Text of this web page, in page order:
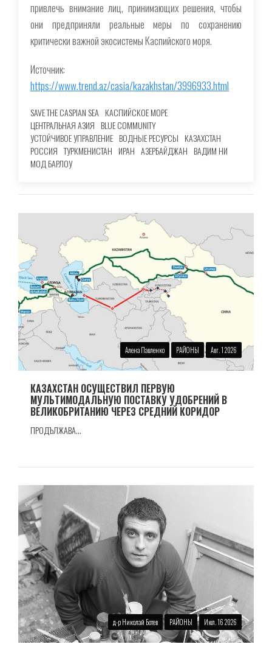
привлечь внимание лиц, принимающих решения, чтобы
они предприняли реальные меры по сохранению
критически важной экосистемы Каспийского моря.
Источник:
https://www.trend.az/casia/kazakhstan/3996933.html
SAVE THE CASPIAN SEA КАСПИЙСКОЕ МОРЕ
ЦЕНТРАЛЬНАЯ АЗИЯ BLUE COMMUNITY
УСТОЙЧИВОЕ УПРАВЛЕНИЕ ВОДНЫЕ РЕСУРСЫ КАЗАХСТАН
РОССИЯ ТУРКМЕНИСТАН ИРАН АЗЕРБАЙДЖАН ВАДИМ НИ
МОД БАРЛОУ
Алена Павленко РАЙОНЫ Авг. 1 2026
КАЗАХСТАН ОСУЩЕСТВИЛ ПЕРВУЮ
МУЛЬТИМОДАЛЬНУЮ ПОСТАВКУ УДОБРЕНИЙ В
ВЕЛИКОБРИТАНИЮ ЧЕРЕЗ СРЕДНИЙ КОРИДОР
ПРОДЪЛЖАВА...
д-р Николай Ботев РАЙОНЫ Июл. 16 2026